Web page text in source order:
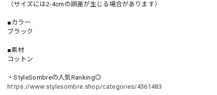
（サイズには2-4cmの誤差が生じる場合があります）
■カラー
ブラック
■素材
コットン
・StyleSombreの人気Ranking◎
https://www.stylesombre.shop/categories/4361483